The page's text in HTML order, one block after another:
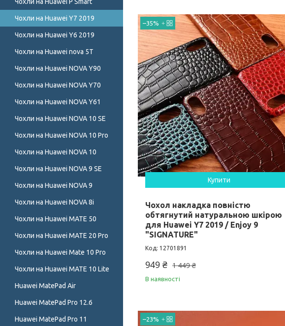
–35%
Купити
Чохол накладка повністю
обтягнутий натуральною шкірою
для Huawei Y7 2019 / Enjoy 9
"SIGNATURE"
12701891
1 449 ₴
949 ₴
В наявності
–23%
Чохли на Huawei Y7 2019
Чохли на Huawei Y6 2019
Чохли на Huawei nova 5T
Чохли на Huawei NOVA Y90
Чохли на Huawei NOVA Y70
Чохли на Huawei NOVA Y61
Чохли на Huawei NOVA 10 SE
Чохли на Huawei NOVA 10 Pro
Чохли на Huawei NOVA 10
Чохли на Huawei NOVA 9 SE
Чохли на Huawei NOVA 9
Чохли на Huawei NOVA 8i
Чохли на Huawei MATE 50
Чохли на Huawei MATE 20 Pro
Чохли на Huawei Mate 10 Pro
Чохли на Huawei MATE 10 Lite
Huawei MatePad Air
Huawei MatePad Pro 12.6
Huawei MatePad Pro 11